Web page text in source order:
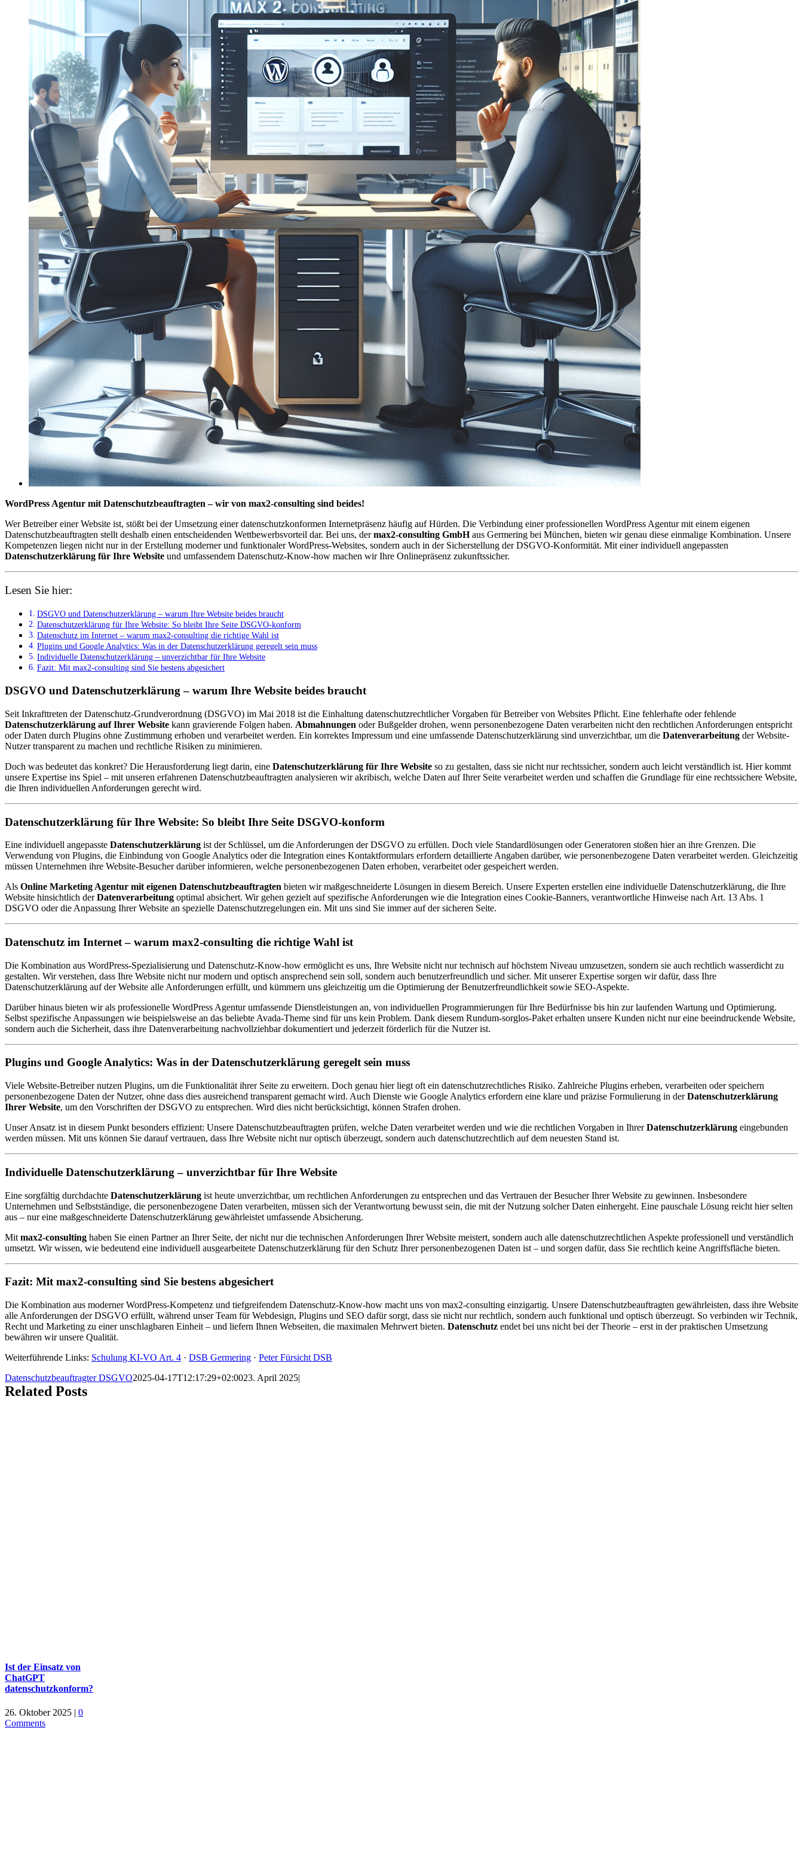
WordPress Agentur mit Datenschutzbeauftragten – wir von max2-consulting sind beides!
Wer Betreiber einer Website ist, stößt bei der Umsetzung einer datenschutzkonformen Internetpräsenz häufig auf Hürden. Die Verbindung einer professionellen WordPress Agentur mit einem eigenen
Datenschutzbeauftragten stellt deshalb einen entscheidenden Wettbewerbsvorteil dar. Bei uns, dermax2-consulting GmbHaus Germering bei München, bieten wir genau diese einmalige Kombination. Unsere
Kompetenzen liegen nicht nur in der Erstellung moderner und funktionaler WordPress-Websites, sondern auch in der Sicherstellung der DSGVO-Konformität. Mit einer individuell angepassten
Datenschutzerklärung für Ihre Website und umfassendem Datenschutz-Know-how machen wir Ihre Onlinepräsenz zukunftssicher.
Lesen Sie hier:
DSGVO und Datenschutzerklärung – warum Ihre Website beides braucht
Datenschutzerklärung für Ihre Website: So bleibt Ihre Seite DSGVO-konform
Datenschutz im Internet – warum max2-consulting die richtige Wahl ist
Plugins und Google Analytics: Was in der Datenschutzerklärung geregelt sein muss
Individuelle Datenschutzerklärung – unverzichtbar für Ihre Website
Fazit: Mit max2-consulting sind Sie bestens abgesichert
DSGVO und Datenschutzerklärung – warum Ihre Website beides braucht
Seit Inkrafttreten der Datenschutz-Grundverordnung (DSGVO) im Mai 2018 ist die Einhaltung datenschutzrechtlicher Vorgaben für Betreiber von Websites Pflicht. Eine fehlerhafte oder fehlende
Datenschutzerklärung auf Ihrer Website kann gravierende Folgen haben. Abmahnungen oder Bußgelder drohen, wenn personenbezogene Daten verarbeiten nicht den rechtlichen Anforderungen entspricht
oder Daten durch Plugins ohne Zustimmung erhoben und verarbeitet werden. Ein korrektes Impressum und eine umfassende Datenschutzerklärung sind unverzichtbar, um die Datenverarbeitung der Website-
Nutzer transparent zu machen und rechtliche Risiken zu minimieren.
Doch was bedeutet das konkret? Die Herausforderung liegt darin, eine Datenschutzerklärung für Ihre Website so zu gestalten, dass sie nicht nur rechtssicher, sondern auch leicht verständlich ist. Hier kommt
unsere Expertise ins Spiel – mit unseren erfahrenen Datenschutzbeauftragten analysieren wir akribisch, welche Daten auf Ihrer Seite verarbeitet werden und schaffen die Grundlage für eine rechtssichere Website,
die Ihren individuellen Anforderungen gerecht wird.
Datenschutzerklärung für Ihre Website: So bleibt Ihre Seite DSGVO-konform
Eine individuell angepasste Datenschutzerklärung ist der Schlüssel, um die Anforderungen der DSGVO zu erfüllen. Doch viele Standardlösungen oder Generatoren stoßen hier an ihre Grenzen. Die
Verwendung von Plugins, die Einbindung von Google Analytics oder die Integration eines Kontaktformulars erfordern detaillierte Angaben darüber, wie personenbezogene Daten verarbeitet werden. Gleichzeitig
müssen Unternehmen ihre Website-Besucher darüber informieren, welche personenbezogenen Daten erhoben, verarbeitet oder gespeichert werden.
Als Online Marketing Agentur mit eigenen Datenschutzbeauftragten bieten wir maßgeschneiderte Lösungen in diesem Bereich. Unsere Experten erstellen eine individuelle Datenschutzerklärung, die Ihre
Website hinsichtlich derDatenverarbeitung optimal absichert. Wir gehen gezielt auf spezifische Anforderungen wie die Integration eines Cookie-Banners, verantwortliche Hinweise nach Art. 13 Abs. 1
DSGVO oder die Anpassung Ihrer Website an spezielle Datenschutzregelungen ein. Mit uns sind Sie immer auf der sicheren Seite.
Datenschutz im Internet – warum max2-consulting die richtige Wahl ist
Die Kombination aus WordPress-Spezialisierung und Datenschutz-Know-how ermöglicht es uns, Ihre Website nicht nur technisch auf höchstem Niveau umzusetzen, sondern sie auch rechtlich wasserdicht zu
gestalten. Wir verstehen, dass Ihre Website nicht nur modern und optisch ansprechend sein soll, sondern auch benutzerfreundlich und sicher. Mit unserer Expertise sorgen wir dafür, dass Ihre
Datenschutzerklärung auf der Website alle Anforderungen erfüllt, und kümmern uns gleichzeitig um die Optimierung der Benutzerfreundlichkeit sowie SEO-Aspekte.
Darüber hinaus bieten wir als professionelle WordPress Agentur umfassende Dienstleistungen an, von individuellen Programmierungen für Ihre Bedürfnisse bis hin zur laufenden Wartung und Optimierung.
Selbst spezifische Anpassungen wie beispielsweise an das beliebte Avada-Theme sind für uns kein Problem. Dank diesem Rundum-sorglos-Paket erhalten unsere Kunden nicht nur eine beeindruckende Website,
sondern auch die Sicherheit, dass ihre Datenverarbeitung nachvollziehbar dokumentiert und jederzeit förderlich für die Nutzer ist.
Plugins und Google Analytics: Was in der Datenschutzerklärung geregelt sein muss
Viele Website-Betreiber nutzen Plugins, um die Funktionalität ihrer Seite zu erweitern. Doch genau hier liegt oft ein datenschutzrechtliches Risiko. Zahlreiche Plugins erheben, verarbeiten oder speichern
personenbezogene Daten der Nutzer, ohne dass dies ausreichend transparent gemacht wird. Auch Dienste wie Google Analytics erfordern eine klare und präzise Formulierung in derDatenschutzerklärung
Ihrer Website, um den Vorschriften der DSGVO zu entsprechen. Wird dies nicht berücksichtigt, können Strafen drohen.
Unser Ansatz ist in diesem Punkt besonders effizient: Unsere Datenschutzbeauftragten prüfen, welche Daten verarbeitet werden und wie die rechtlichen Vorgaben in IhrerDatenschutzerklärung eingebunden
werden müssen. Mit uns können Sie darauf vertrauen, dass Ihre Website nicht nur optisch überzeugt, sondern auch datenschutzrechtlich auf dem neuesten Stand ist.
Individuelle Datenschutzerklärung – unverzichtbar für Ihre Website
Eine sorgfältig durchdachte Datenschutzerklärung ist heute unverzichtbar, um rechtlichen Anforderungen zu entsprechen und das Vertrauen der Besucher Ihrer Website zu gewinnen. Insbesondere
Unternehmen und Selbstständige, die personenbezogene Daten verarbeiten, müssen sich der Verantwortung bewusst sein, die mit der Nutzung solcher Daten einhergeht. Eine pauschale Lösung reicht hier selten
aus – nur eine maßgeschneiderte Datenschutzerklärung gewährleistet umfassende Absicherung.
Mit max2-consulting haben Sie einen Partner an Ihrer Seite, der nicht nur die technischen Anforderungen Ihrer Website meistert, sondern auch alle datenschutzrechtlichen Aspekte professionell und verständlich
umsetzt. Wir wissen, wie bedeutend eine individuell ausgearbeitete Datenschutzerklärung für den Schutz Ihrer personenbezogenen Daten ist – und sorgen dafür, dass Sie rechtlich keine Angriffsfläche bieten.
Fazit: Mit max2-consulting sind Sie bestens abgesichert
Die Kombination aus moderner WordPress-Kompetenz und tiefgreifendem Datenschutz-Know-how macht uns von max2-consulting einzigartig. Unsere Datenschutzbeauftragten gewährleisten, dass ihre Website
alle Anforderungen der DSGVO erfüllt, während unser Team für Webdesign, Plugins und SEO dafür sorgt, dass sie nicht nur rechtlich, sondern auch funktional und optisch überzeugt. So verbinden wir Technik,
Recht und Marketing zu einer unschlagbaren Einheit – und liefern Ihnen Webseiten, die maximalen Mehrwert bieten. Datenschutz endet bei uns nicht bei der Theorie – erst in der praktischen Umsetzung
bewähren wir unsere Qualität.
Weiterführende Links: Schulung KI-VO Art. 4 · DSB Germering · Peter Fürsicht DSB
Datenschutzbeauftragter DSGVO2025-04-17T12:17:29+02:0023. April 2025|
Related Posts
Ist der Einsatz von
ChatGPT
datenschutzkonform?
26. Oktober 2025 | 0
Comments